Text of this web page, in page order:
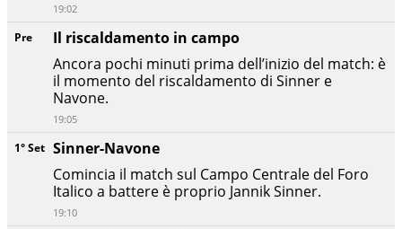
1° Set Sinner-Navone
Comincia il match sul Campo Centrale del Foro
Italico a battere è proprio Jannik Sinner.
19:10
Pre
Il riscaldamento in campo
Ancora pochi minuti prima dell’inizio del match: è
il momento del riscaldamento di Sinner e
Navone.
19:05
19:02